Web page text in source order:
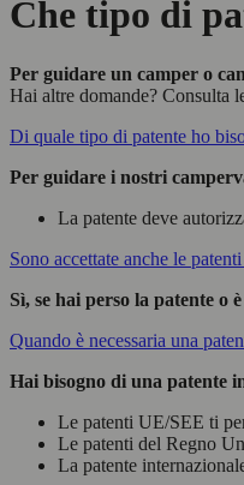
Che tipo di
Per guidare un camper o
Hai altre domande? Consulta
Di quale tipo di patente ho
Per guidare i nostri
La patente deve
Sono accettate anche le
Sì, se hai perso la patente o
Quando è necessaria una
Hai bisogno di una patente
Le patenti UE/SEE ti
Le patenti del Regno
La patente